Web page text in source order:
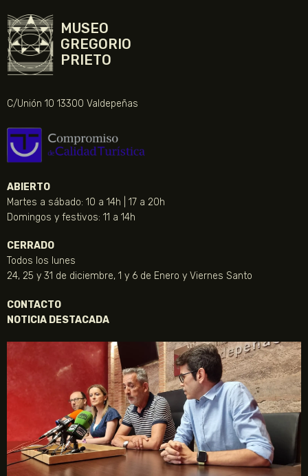
MUSEO
GREGORIO
PRIETO
C/Unión 10 13300 Valdepeñas
ABIERTO
Martes a sábado: 10 a 14h | 17 a 20h
Domingos y festivos: 11 a 14h
CERRADO
Todos los lunes
24, 25 y 31 de diciembre, 1 y 6 de Enero y Viernes Santo
CONTACTO
NOTICIA DESTACADA